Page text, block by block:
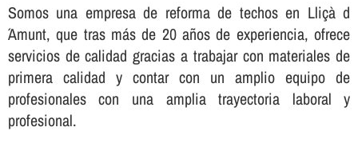
Somos una empresa de reforma de techos en Lliçà d
´Amunt, que tras más de 20 años de experiencia, ofrece
servicios de calidad gracias a trabajar con materiales de
primera calidad y contar con un amplio equipo de
profesionales con una amplia trayectoria laboral y
profesional.